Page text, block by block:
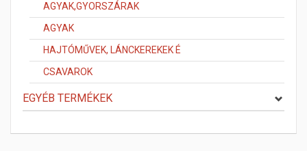
AGYAK,GYORSZÁRAK
AGYAK
HAJTÓMŰVEK, LÁNCKEREKEK É
CSAVAROK
EGYÉB TERMÉKEK